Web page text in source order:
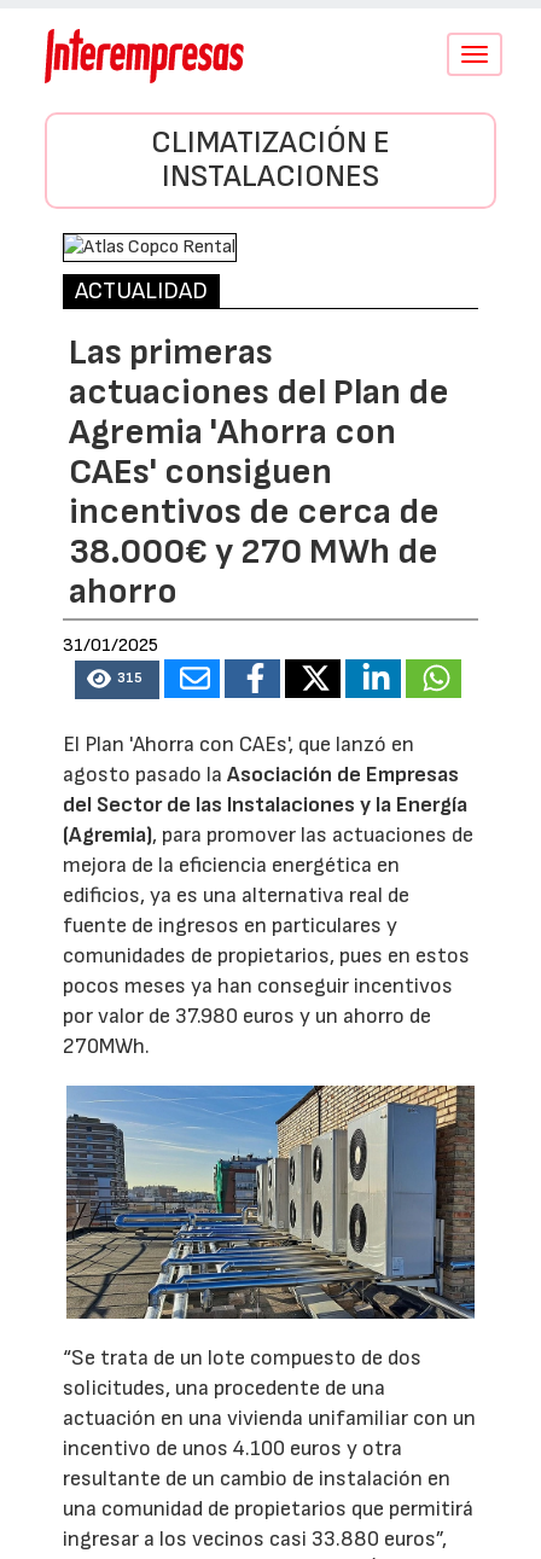
Conmutar
CLIMATIZACIÓN E
INSTALACIONES
ACTUALIDAD
Las primeras
actuaciones del Plan de
Agremia 'Ahorra con
CAEs' consiguen
incentivos de cerca de
38.000€ y 270 MWh de
ahorro
31/01/2025
315
El Plan 'Ahorra con CAEs', que lanzó en
agosto pasado laAsociación de Empresas
del Sector de las Instalaciones y la Energía
(Agremia), para promover las actuaciones de
mejora de la eficiencia energética en
edificios, ya es una alternativa real de
fuente de ingresos en particulares y
comunidades de propietarios, pues en estos
pocos meses ya han conseguir incentivos
por valor de 37.980 euros y un ahorro de
270MWh.
“Se trata de un lote compuesto de dos
solicitudes, una procedente de una
actuación en una vivienda unifamiliar con un
incentivo de unos 4.100 euros y otra
resultante de un cambio de instalación en
una comunidad de propietarios que permitirá
ingresar a los vecinos casi 33.880 euros”,